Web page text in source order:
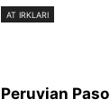
AT IRKLARI
Peruvian Paso